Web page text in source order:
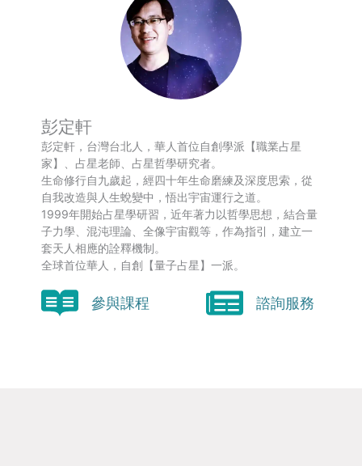
彭定軒
彭定軒，台灣台北人，華人首位自創學派【職業占星
家】、占星老師、占星哲學研究者。
生命修行自九歲起，經四十年生命磨練及深度思索，從
自我改造與人生蛻變中，悟出宇宙運行之道。
1999年開始占星學研習，近年著力以哲學思想，結合量
子力學、混沌理論、全像宇宙觀等，作為指引，建立一
套天人相應的詮釋機制。
全球首位華人，自創【量子占星】一派。
參與課程 諮詢服務